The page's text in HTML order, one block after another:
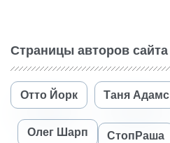
Страницы авторов сайта
Отто Йорк Таня Адамс
Олег Шарп СтопРаша